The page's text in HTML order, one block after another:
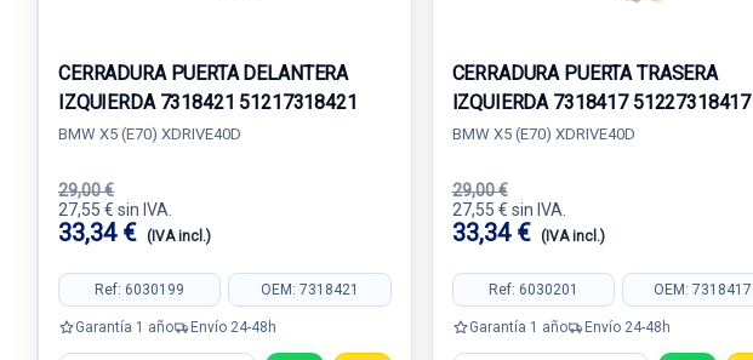
CERRADURA PUERTA DELANTERA
IZQUIERDA 7318421 51217318421
BMW X5 (E70) XDRIVE40D
29,00 €
27,55 € sin IVA.
33,34 € (IVA incl.)
Ref: 6030199 OEM: 7318421
Garantía 1 año Envío 24-48h
CERRADURA PUERTA TRASERA
IZQUIERDA 7318417 51227318417
BMW X5 (E70) XDRIVE40D
29,00 €
27,55 € sin IVA.
33,34 € (IVA incl.)
Ref: 6030201 OEM: 7318417
Garantía 1 año Envío 24-48h